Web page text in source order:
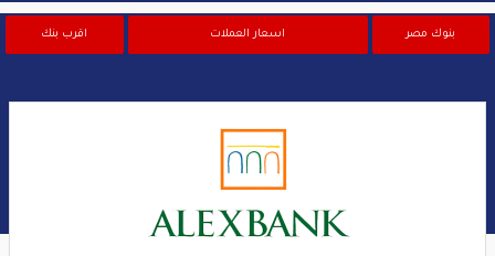
بنوك مصر اسعار العملات اقرب بنك